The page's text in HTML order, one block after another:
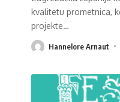
kvalitetu prometnica,
projekte…
Hannelore Arnaut